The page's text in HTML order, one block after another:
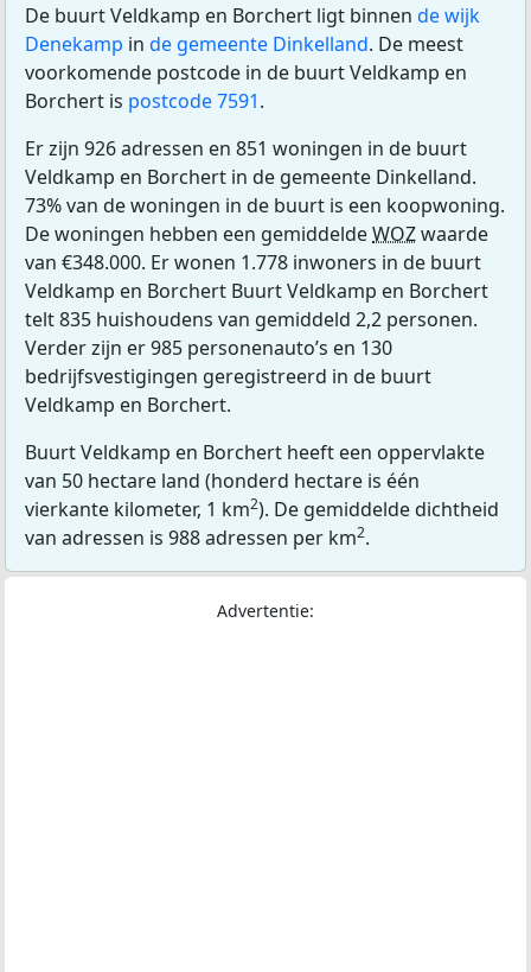
De buurt Veldkamp en Borchert ligt binnen de wijk
Denekamp in de gemeente Dinkelland. De meest
voorkomende postcode in de buurt Veldkamp en
Borchert is postcode 7591.
Er zijn 926 adressen en 851 woningen in de buurt
Veldkamp en Borchert in de gemeente Dinkelland.
73% van de woningen in de buurt is een koopwoning.
De woningen hebben een gemiddeldeWOZwaarde
van €348.000. Er wonen 1.778 inwoners in de buurt
Veldkamp en Borchert Buurt Veldkamp en Borchert
telt 835 huishoudens van gemiddeld 2,2 personen.
Verder zijn er 985 personenauto’s en 130
bedrijfsvestigingen geregistreerd in de buurt
Veldkamp en Borchert.
Buurt Veldkamp en Borchert heeft een oppervlakte
van 50 hectare land (honderd hectare is één
vierkante kilometer, 1 km2). De gemiddelde dichtheid
van adressen is 988 adressen per km2.
Advertentie: